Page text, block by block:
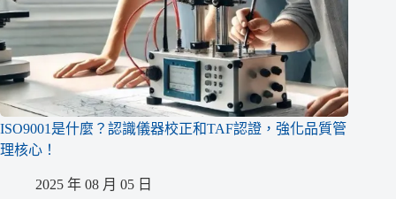
ISO9001是什麼？認識儀器校正和TAF認證，強化品質管
理核心！
2025 年 08 月 05 日